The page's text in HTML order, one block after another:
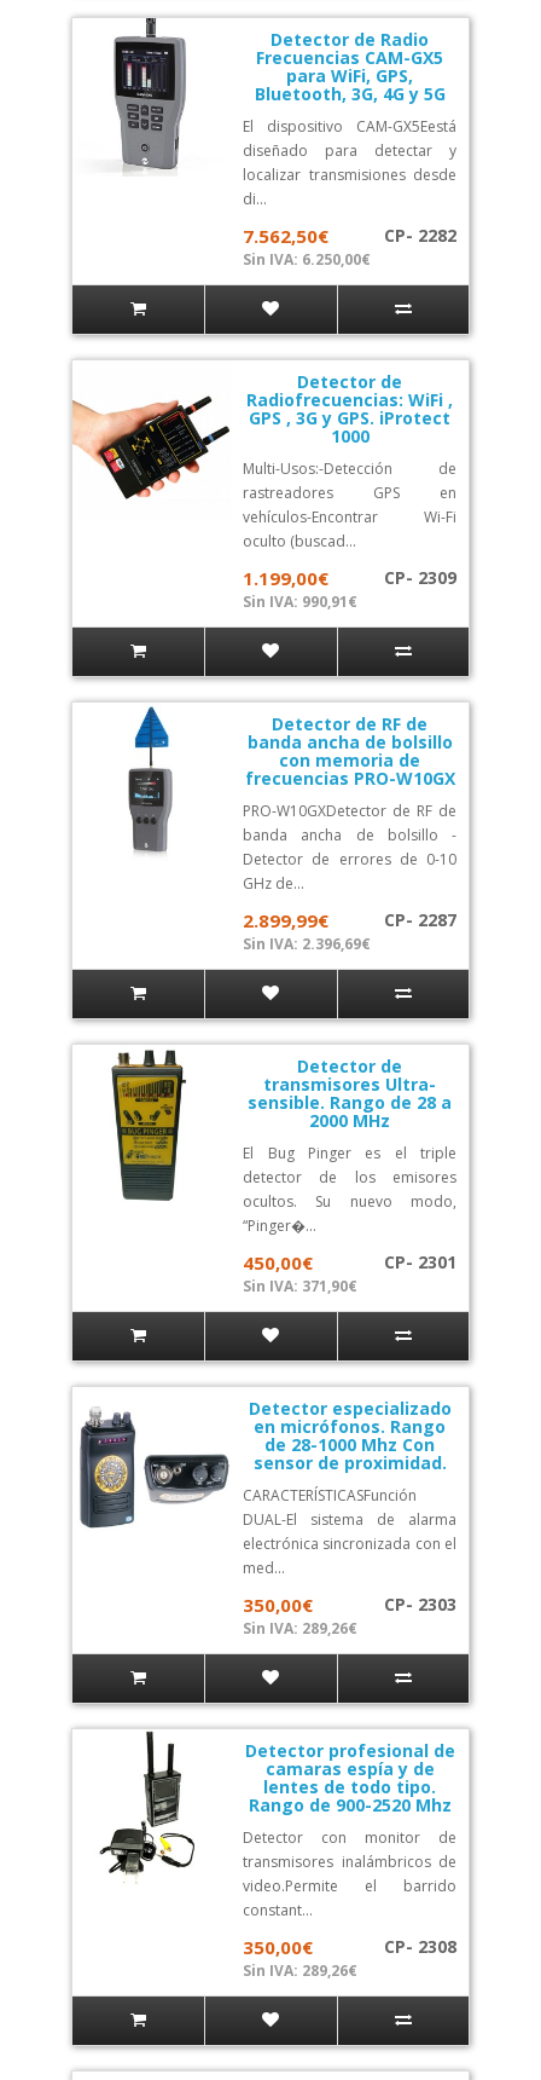
Detector de Radio
Frecuencias CAM-GX5
para WiFi, GPS,
Bluetooth, 3G, 4G y 5G
El dispositivo CAM-GX5Eestá
diseñado para detectar y
localizar transmisiones desde
di...
7.562,50€ CP- 2282
Sin IVA: 6.250,00€
Detector de
Radiofrecuencias: WiFi ,
GPS , 3G y GPS. iProtect
1000
Multi-Usos:-Detección de
rastreadores GPS en
vehículos-Encontrar Wi-Fi
oculto (buscad...
1.199,00€ CP- 2309
Sin IVA: 990,91€
Detector de RF de
banda ancha de bolsillo
con memoria de
frecuencias PRO-W10GX
PRO-W10GXDetector de RF de
banda ancha de bolsillo -
Detector de errores de 0-10
GHz de...
2.899,99€ CP- 2287
Sin IVA: 2.396,69€
Detector de
transmisores Ultra-
sensible. Rango de 28 a
2000 MHz
El Bug Pinger es el triple
detector de los emisores
ocultos. Su nuevo modo,
“Pinger�...
450,00€ CP- 2301
Sin IVA: 371,90€
Detector especializado
en micrófonos. Rango
de 28-1000 Mhz Con
sensor de proximidad.
CARACTERÍSTICASFunción
DUAL-El sistema de alarma
electrónica sincronizada con el
med...
350,00€ CP- 2303
Sin IVA: 289,26€
Detector profesional de
camaras espía y de
lentes de todo tipo.
Rango de 900-2520 Mhz
Detector con monitor de
transmisores inalámbricos de
video.Permite el barrido
constant...
350,00€ CP- 2308
Sin IVA: 289,26€